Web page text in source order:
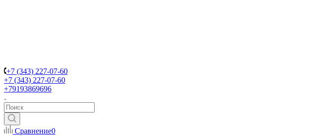
+7 (343) 227-07-60
+7 (343) 227-07-60
+79193869696
Сравнение0